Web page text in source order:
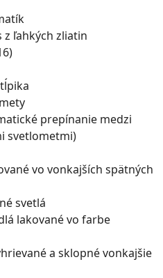
z ľahkých zliatin
prepínanie medzi
svetlometmi)
vo vonkajších spätných
svetlá
lakované vo farbe
a sklopné vonkajšie